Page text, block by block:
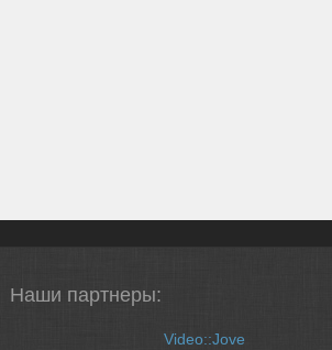
Наши партнеры:
Video::Jove